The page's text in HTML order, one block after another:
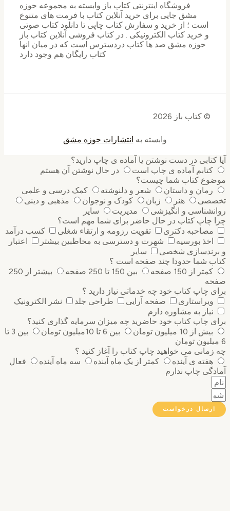
فروشگاه اینترنتی کتاب باز وابسته به مجموعه حوزه
مشق جایی برای خرید ‌آنلاین کتاب با فرمت های متنوع
است ؛ از خرید و سفارش کتاب چاپی تا دانلود کتاب صوتی
و خرید کتاب الکترونیکی . در کتاب فروشی آنلاین کتاب باز
حوزه مشق صد ها کتاب دردسترس است که در میان انها
کتاب رایگان هم وجود دارد
© کتاب باز 2026
وابسته بهانتشارات حوزه مشق
کتابی در دست نوشتن یا آماده ی چاپ دارید؟
کتابم آماده ی چاپ است
در حال نوشتن آن هستم
کتاب شما چیست؟
رمان و داستان
شعر و دلنوشته
کمک درسی و علمی
هنر زبان کودک و نوجوان
مذهبی و دینی
و انگیزشی
مدیریت
سایر
چاپ کتاب در حال حاضر برای شما مهم است؟
مصاحبه دکتری
تقویت رزومه و ارتقاء شغلی
کسب درآمد
اخذ بورسیه
شهرت و دسترسی به مخاطبین بیشتر
اعتبار
شخصی
سایر
شما حدودا چند صفحه است ؟
کمتر از 150 صفحه
بین 150 تا 250 صفحه
بیشتر از 250
چاپ کتاب خود چه خدماتی نیاز دارید ؟
ویراستاری
صفحه آرایی طراحی جلد
نشر الکترونیک
نیاز به مشاوره دارم
چاپ کتاب خود حاضرید چه میزان سرمایه گذاری ‌کنید؟
بیش از 10 میلیون تومان
بین 6 تا 10میلیون تومان
بین 3 تا
می خواهید چاپ کتاب را آغاز کنید ؟
هفته ی آینده
کمتر از یک ماه آینده سه ماه آینده
فعال
چاپ ندارم
درخواست